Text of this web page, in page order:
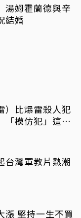
湯姆霍蘭德與辛
結婚
）比爆雷殺人犯
模仿犯」這件
台灣軍教片熱潮
漲 堅持一生不買